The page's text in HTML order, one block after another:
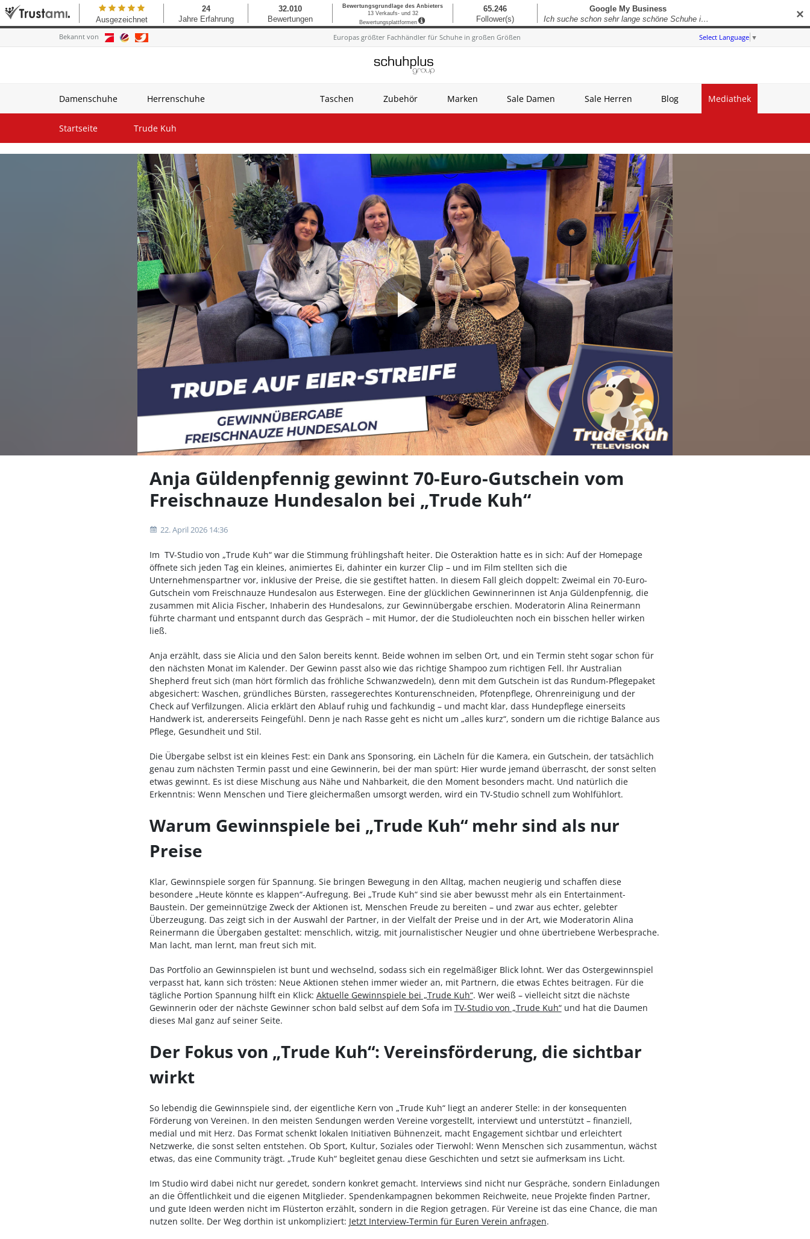
Bekannt von Europas größter Fachhändler für Schuhe in großen Größen Select Language ▼
Damenschuhe Herrenschuhe Taschen Zubehör Marken Sale Damen Sale Herren Blog Mediathek
Startseite Trude Kuh
Video
abspielen
Anja Güldenpfennig gewinnt 70-Euro-Gutschein vom
Freischnauze Hundesalon bei „Trude Kuh“
22. April 2026 14:36
Im TV-Studio von „Trude Kuh“ war die Stimmung frühlingshaft heiter. Die Osteraktion hatte es in sich: Auf der Homepage
öffnete sich jeden Tag ein kleines, animiertes Ei, dahinter ein kurzer Clip – und im Film stellten sich die
Unternehmenspartner vor, inklusive der Preise, die sie gestiftet hatten. In diesem Fall gleich doppelt: Zweimal ein 70-Euro-
Gutschein vom Freischnauze Hundesalon aus Esterwegen. Eine der glücklichen Gewinnerinnen ist Anja Güldenpfennig, die
zusammen mit Alicia Fischer, Inhaberin des Hundesalons, zur Gewinnübergabe erschien. Moderatorin Alina Reinermann
führte charmant und entspannt durch das Gespräch – mit Humor, der die Studioleuchten noch ein bisschen heller wirken
ließ.
Anja erzählt, dass sie Alicia und den Salon bereits kennt. Beide wohnen im selben Ort, und ein Termin steht sogar schon für
den nächsten Monat im Kalender. Der Gewinn passt also wie das richtige Shampoo zum richtigen Fell. Ihr Australian
Shepherd freut sich (man hört förmlich das fröhliche Schwanzwedeln), denn mit dem Gutschein ist das Rundum-Pflegepaket
abgesichert: Waschen, gründliches Bürsten, rassegerechtes Konturenschneiden, Pfotenpflege, Ohrenreinigung und der
Check auf Verfilzungen. Alicia erklärt den Ablauf ruhig und fachkundig – und macht klar, dass Hundepflege einerseits
Handwerk ist, andererseits Feingefühl. Denn je nach Rasse geht es nicht um „alles kurz“, sondern um die richtige Balance aus
Pflege, Gesundheit und Stil.
Die Übergabe selbst ist ein kleines Fest: ein Dank ans Sponsoring, ein Lächeln für die Kamera, ein Gutschein, der tatsächlich
genau zum nächsten Termin passt und eine Gewinnerin, bei der man spürt: Hier wurde jemand überrascht, der sonst selten
etwas gewinnt. Es ist diese Mischung aus Nähe und Nahbarkeit, die den Moment besonders macht. Und natürlich die
Erkenntnis: Wenn Menschen und Tiere gleichermaßen umsorgt werden, wird ein TV-Studio schnell zum Wohlfühlort.
Warum Gewinnspiele bei „Trude Kuh“ mehr sind als nur
Preise
Klar, Gewinnspiele sorgen für Spannung. Sie bringen Bewegung in den Alltag, machen neugierig und schaffen diese
besondere „Heute könnte es klappen“-Aufregung. Bei „Trude Kuh“ sind sie aber bewusst mehr als ein Entertainment-
Baustein. Der gemeinnützige Zweck der Aktionen ist, Menschen Freude zu bereiten – und zwar aus echter, gelebter
Überzeugung. Das zeigt sich in der Auswahl der Partner, in der Vielfalt der Preise und in der Art, wie Moderatorin Alina
Reinermann die Übergaben gestaltet: menschlich, witzig, mit journalistischer Neugier und ohne übertriebene Werbesprache.
Man lacht, man lernt, man freut sich mit.
Das Portfolio an Gewinnspielen ist bunt und wechselnd, sodass sich ein regelmäßiger Blick lohnt. Wer das Ostergewinnspiel
verpasst hat, kann sich trösten: Neue Aktionen stehen immer wieder an, mit Partnern, die etwas Echtes beitragen. Für die
tägliche Portion Spannung hilft ein Klick: Aktuelle Gewinnspiele bei „Trude Kuh“. Wer weiß – vielleicht sitzt die nächste
Gewinnerin oder der nächste Gewinner schon bald selbst auf dem Sofa im TV-Studio von „Trude Kuh“und hat die Daumen
dieses Mal ganz auf seiner Seite.
Der Fokus von „Trude Kuh“: Vereinsförderung, die sichtbar
wirkt
So lebendig die Gewinnspiele sind, der eigentliche Kern von „Trude Kuh“ liegt an anderer Stelle: in der konsequenten
Förderung von Vereinen. In den meisten Sendungen werden Vereine vorgestellt, interviewt und unterstützt – finanziell,
medial und mit Herz. Das Format schenkt lokalen Initiativen Bühnenzeit, macht Engagement sichtbar und erleichtert
Netzwerke, die sonst selten entstehen. Ob Sport, Kultur, Soziales oder Tierwohl: Wenn Menschen sich zusammentun, wächst
etwas, das eine Community trägt. „Trude Kuh“ begleitet genau diese Geschichten und setzt sie aufmerksam ins Licht.
Im Studio wird dabei nicht nur geredet, sondern konkret gemacht. Interviews sind nicht nur Gespräche, sondern Einladungen
an die Öffentlichkeit und die eigenen Mitglieder. Spendenkampagnen bekommen Reichweite, neue Projekte finden Partner,
und gute Ideen werden nicht im Flüsterton erzählt, sondern in die Region getragen. Für Vereine ist das eine Chance, die man
nutzen sollte. Der Weg dorthin ist unkompliziert: Jetzt Interview-Termin für Euren Verein anfragen.
✕